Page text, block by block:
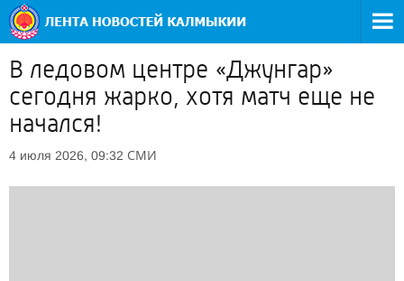
В ледовом центре «Джунгар»
сегодня жарко, хотя матч еще не
начался!
4 июля 2026, 09:32 СМИ